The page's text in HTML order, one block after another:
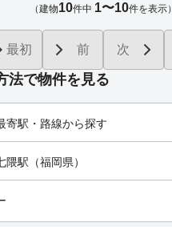
法で物件を見る
寄駅・路線から探す
隈駅（福岡県）
（建物10件中 1〜10件を表示）
最初 前 次